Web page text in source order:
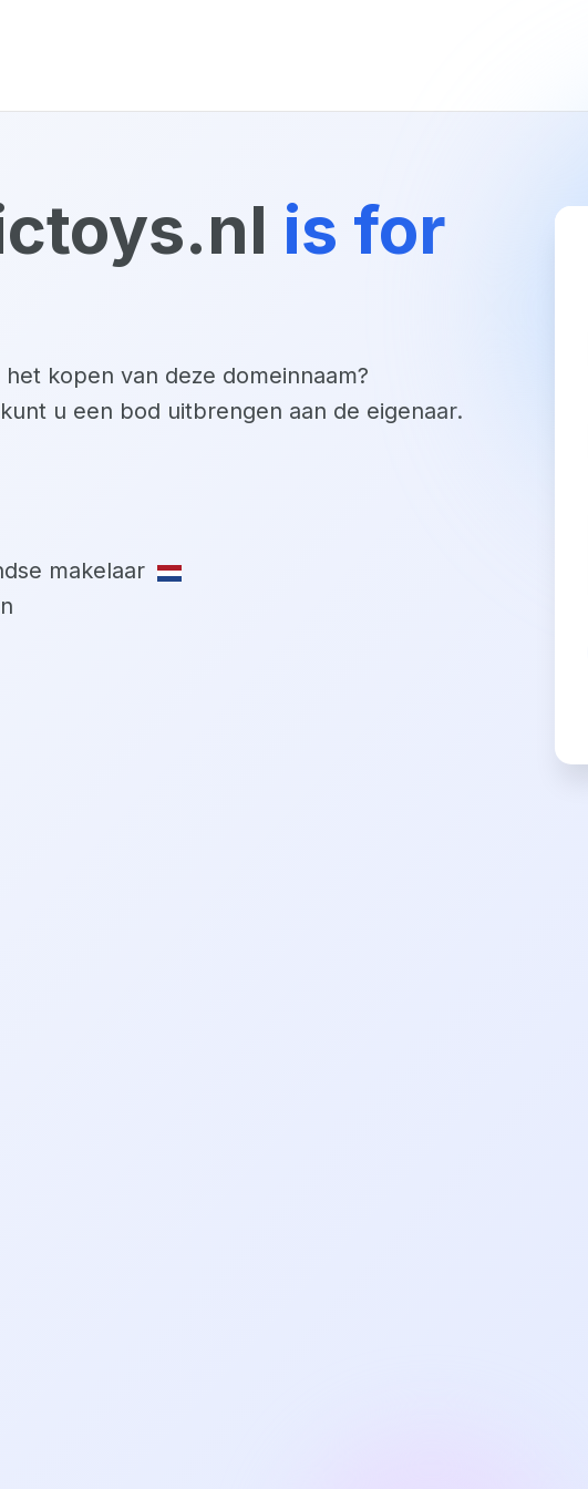
is for
kopen van deze domeinnaam?
u een bod uitbrengen aan de eigenaar.
makelaar